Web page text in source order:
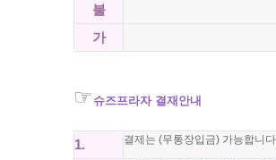
불
가
☞ 슈즈프라자 결재안내
1. 결제는 (무통장입금) 가능합니